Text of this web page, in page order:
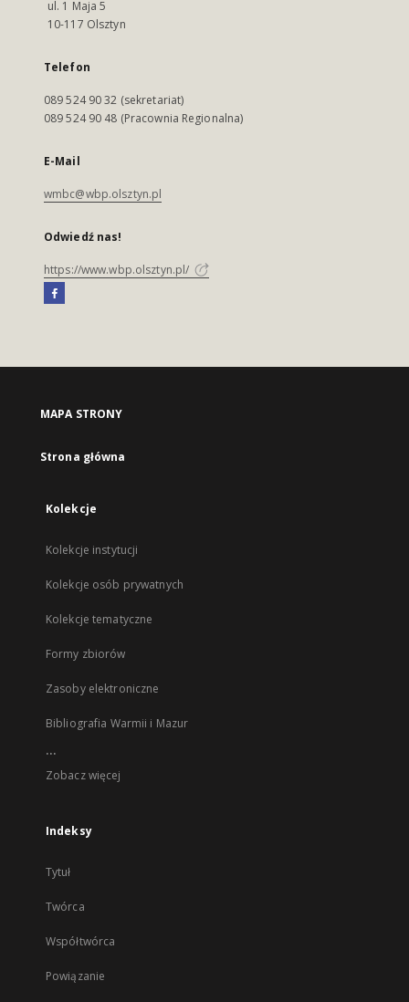
ul. 1 Maja 5
10-117 Olsztyn
Telefon
089 524 90 32 (sekretariat)
089 524 90 48 (Pracownia Regionalna)
E-Mail
wmbc@wbp.olsztyn.pl
Odwiedź nas!
https://www.wbp.olsztyn.pl/
MAPA STRONY
Strona główna
Kolekcje
Kolekcje instytucji
Kolekcje osób prywatnych
Kolekcje tematyczne
Formy zbiorów
Zasoby elektroniczne
Bibliografia Warmii i Mazur
...
Zobacz więcej
Indeksy
Tytuł
Twórca
Współtwórca
Powiązanie